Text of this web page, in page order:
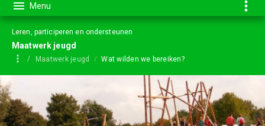
Leren, participeren en ondersteunen
Maatwerk jeugd
Maatwerk jeugd Wat wilden we bereiken?